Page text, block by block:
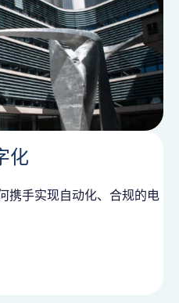
化
携手实现自动化、合规的电